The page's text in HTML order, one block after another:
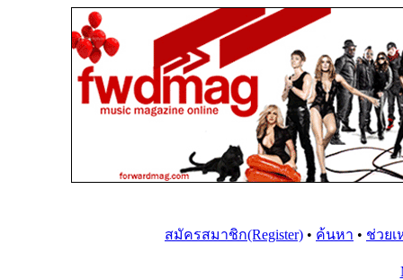
สมัครสมาชิก(Register) • ค้นหา • ช่วยเ